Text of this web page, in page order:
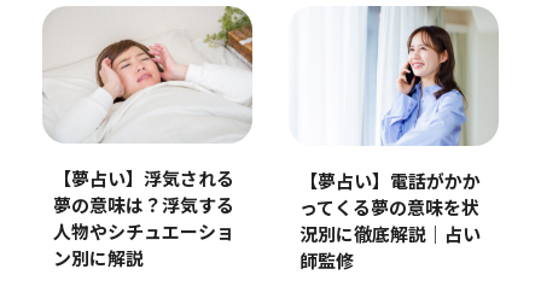
【夢占い】浮気される
夢の意味は？浮気する
人物やシチュエーショ
ン別に解説
【夢占い】電話がかか
ってくる夢の意味を状
況別に徹底解説｜占い
師監修